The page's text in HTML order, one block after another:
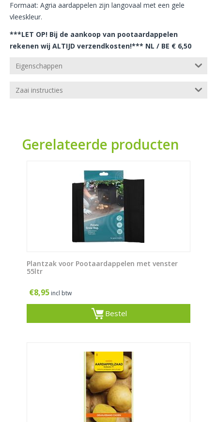
Formaat: Agria aardappelen zijn langovaal met een gele
vleeskleur.
***LET OP! Bij de aankoop van pootaardappelen
rekenen wij ALTIJD verzendkosten!*** NL / BE € 6,50
Eigenschappen
Zaai instructies
Gerelateerde producten
Plantzak voor Pootaardappelen met venster
55ltr
€8,95 incl btw
Bestel